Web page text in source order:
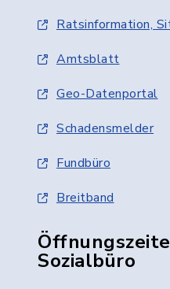
Ratsinformation,
Amtsblatt
Geo-Datenportal
Schadensmelder
Fundbüro
Breitband
Sozialbüro